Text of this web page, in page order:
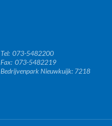
073-5482200
073-5482219
Bedrijvenpark Nieuwkuijk: 7218